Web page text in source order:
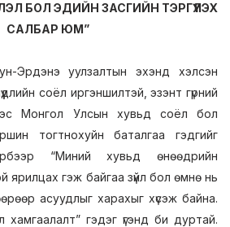
БОЛ ЭДИЙН ЗАСГИЙН ТЭРГҮҮЛЭХ
САЛБАР ЮМ”
Эрдэнэ уулзалтын эхэнд хэлсэн
соёл иргэншилтэй, эзэнт гүрний
Монгол Улсын хувьд соёл бол
тогтнохуйн баталгаа гэдгийг
“Миний хувьд өнөөдрийн
ярилцах гэж байгаа зүйл бол өмнө нь
асуудлыг харахыг хүсэж байна.
гэдэг үгэнд би дуртай.